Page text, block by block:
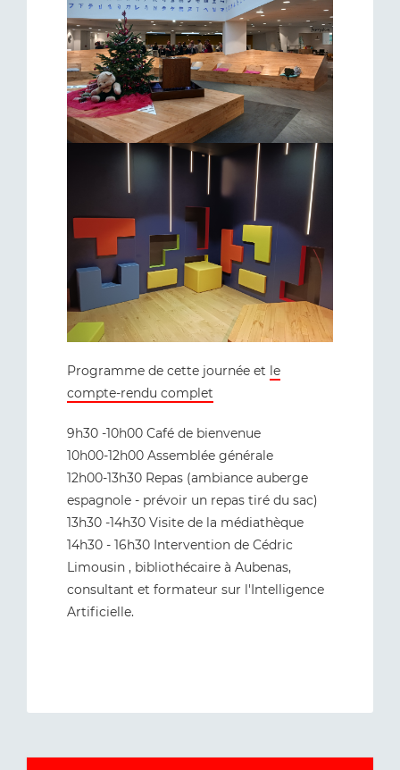
Programme de cette journée et le
compte-rendu complet
9h30 -10h00 Café de bienvenue
10h00-12h00 Assemblée générale
12h00-13h30 Repas (ambiance auberge
espagnole - prévoir un repas tiré du sac)
13h30 -14h30 Visite de la médiathèque
14h30 - 16h30 Intervention de Cédric
Limousin , bibliothécaire à Aubenas,
consultant et formateur sur l'Intelligence
Artificielle.